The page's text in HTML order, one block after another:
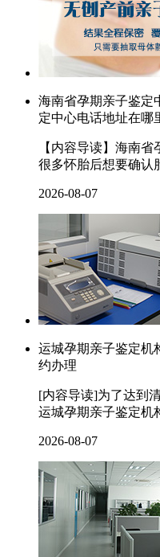
海南省孕期亲子鉴定
定中心电话地址在哪
【内容导读】海南
很多怀胎后想要确认
2026-08-07
运城孕期亲子鉴定机
约办理
[内容导读]为了达到
运城孕期亲子鉴定机
2026-08-07